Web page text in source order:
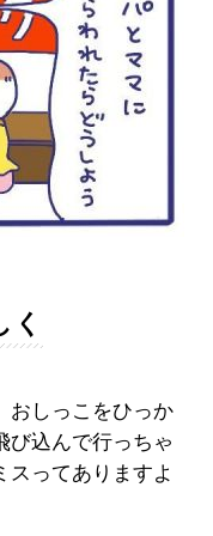
く
おしっこをひっか
び込んで行っちゃ
スってありますよ